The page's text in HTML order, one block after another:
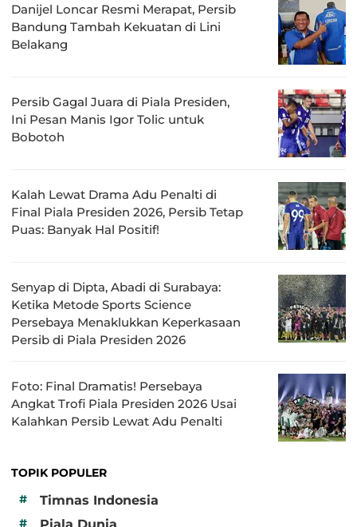
Danijel Loncar Resmi Merapat, Persib
Bandung Tambah Kekuatan di Lini
Belakang
Persib Gagal Juara di Piala Presiden,
Ini Pesan Manis Igor Tolic untuk
Bobotoh
Kalah Lewat Drama Adu Penalti di
Final Piala Presiden 2026, Persib Tetap
Puas: Banyak Hal Positif!
Senyap di Dipta, Abadi di Surabaya:
Ketika Metode Sports Science
Persebaya Menaklukkan Keperkasaan
Persib di Piala Presiden 2026
Foto: Final Dramatis! Persebaya
Angkat Trofi Piala Presiden 2026 Usai
Kalahkan Persib Lewat Adu Penalti
TOPIK POPULER
#
Timnas Indonesia
#